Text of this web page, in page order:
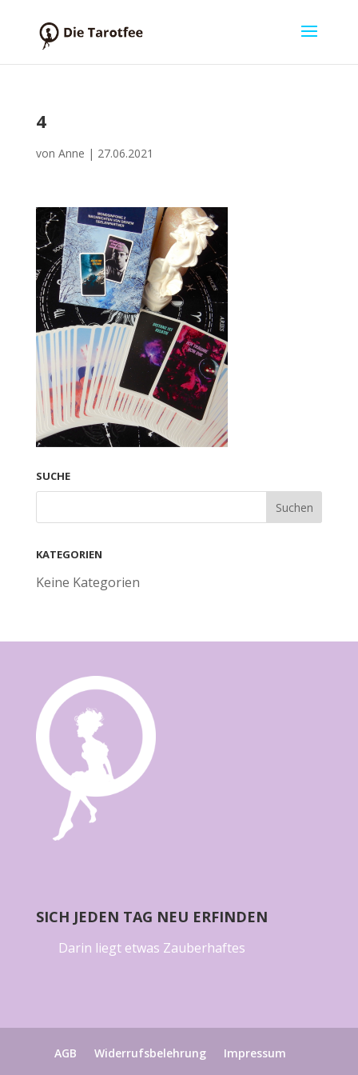
4
von Anne | 27.06.2021
SUCHE
KATEGORIEN
Keine Kategorien
SICH JEDEN TAG NEU ERFINDEN
Darin liegt etwas Zauberhaftes
AGB Widerrufsbelehrung
Impressum